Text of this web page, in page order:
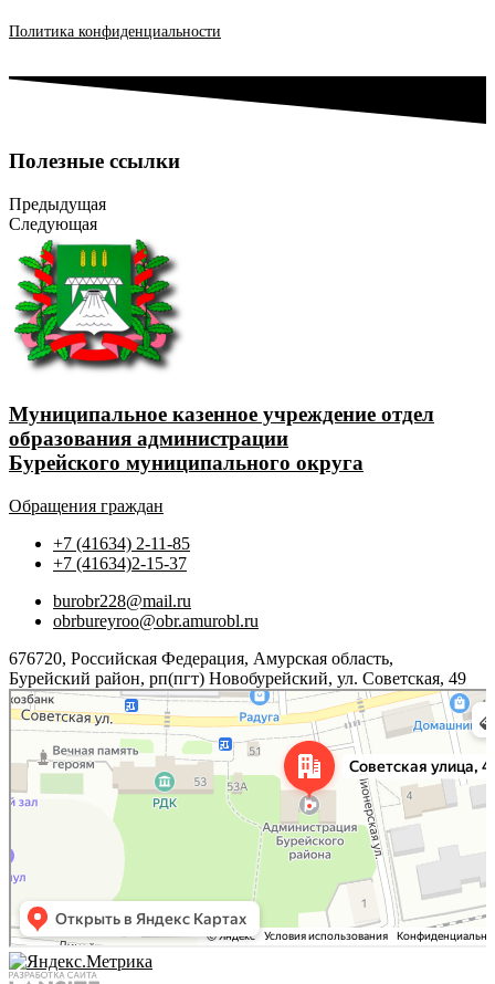
Политика конфиденциальности
Полезные ссылки
Предыдущая
Следующая
Муниципальное казенное учреждение отдел
образования администрации
Бурейского муниципального округа
Обращения граждан
+7 (41634) 2-11-85
+7 (41634)2-15-37
burobr228@mail.ru
obrbureyroo@obr.amurobl.ru
676720, Российская Федерация, Амурская область,
Бурейский район, рп(пгт) Новобурейский, ул. Советская, 49
Яндекс.Карты
Советская улица, 49 — Яндекс.Карты